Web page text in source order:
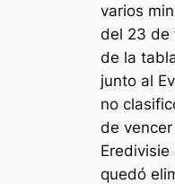
varios
del 23 de
de la
junto al
no
de
quedó